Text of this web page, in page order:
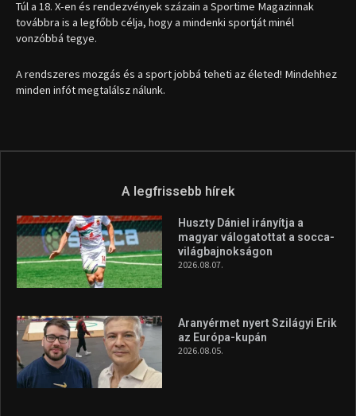
Túl a 18. X-en és rendezvények százain a Sportime Magazinnak
továbbra is a legfőbb célja, hogy a mindenki sportját minél
vonzóbbá tegye.
A rendszeres mozgás és a sport jobbá teheti az életed! Mindehhez
minden infót megtalálsz nálunk.
A legfrissebb hírek
Huszty Dániel irányítja a
magyar válogatottat a socca-
világbajnokságon
2026.08.07.
Aranyérmet nyert Szilágyi Erik
az Európa-kupán
2026.08.05.